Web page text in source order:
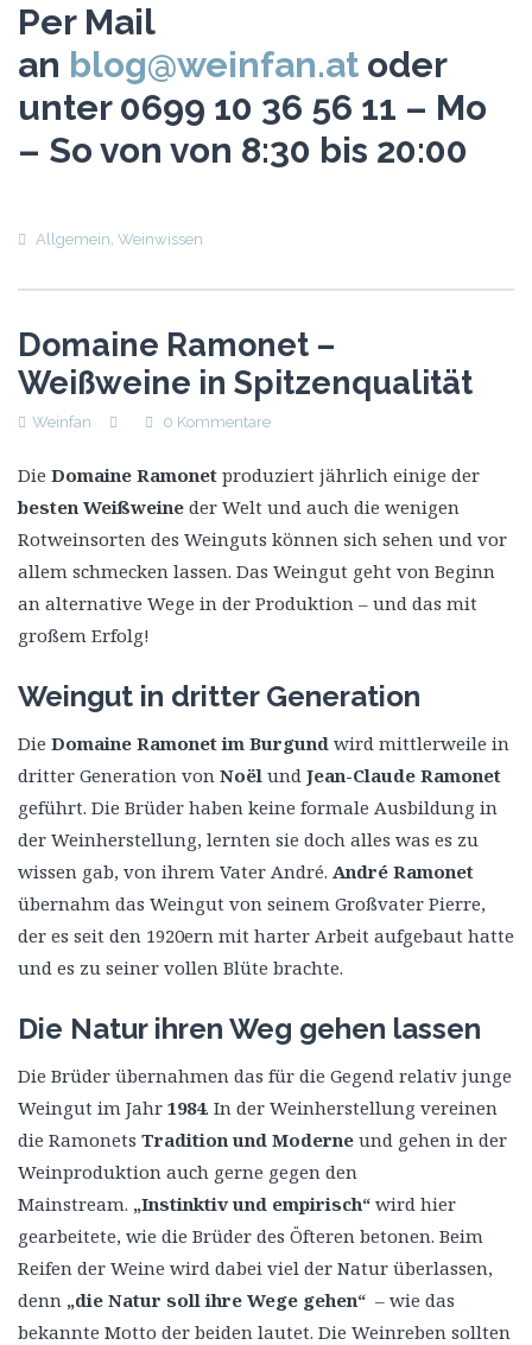
Per Mail
an blog@weinfan.at oder
unter 0699 10 36 56 11 – Mo
– So von von 8:30 bis 20:00
Allgemein, Weinwissen
Domaine Ramonet –
Weißweine in Spitzenqualität
Weinfan 0 Kommentare
Die Domaine Ramonet produziert jährlich einige der
besten Weißweine der Welt und auch die wenigen
Rotweinsorten des Weinguts können sich sehen und vor
allem schmecken lassen. Das Weingut geht von Beginn
an alternative Wege in der Produktion – und das mit
großem Erfolg!
Weingut in dritter Generation
Die Domaine Ramonet im Burgund wird mittlerweile in
dritter Generation von Noël und Jean-Claude Ramonet
geführt. Die Brüder haben keine formale Ausbildung in
der Weinherstellung, lernten sie doch alles was es zu
wissen gab, von ihrem Vater André. André Ramonet
übernahm das Weingut von seinem Großvater Pierre,
der es seit den 1920ern mit harter Arbeit aufgebaut hatte
und es zu seiner vollen Blüte brachte.
Die Natur ihren Weg gehen lassen
Die Brüder übernahmen das für die Gegend relativ junge
Weingut im Jahr 1984. In der Weinherstellung vereinen
die Ramonets Tradition und Moderne und gehen in der
Weinproduktion auch gerne gegen den
Mainstream. „Instinktiv und empirisch“ wird hier
gearbeitete, wie die Brüder des Öfteren betonen. Beim
Reifen der Weine wird dabei viel der Natur überlassen,
denn „die Natur soll ihre Wege gehen“ – wie das
bekannte Motto der beiden lautet. Die Weinreben sollten